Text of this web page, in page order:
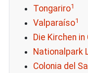
Tongariro1
Valparaíso1
Die Kirchen in
Nationalpark
Colonia del